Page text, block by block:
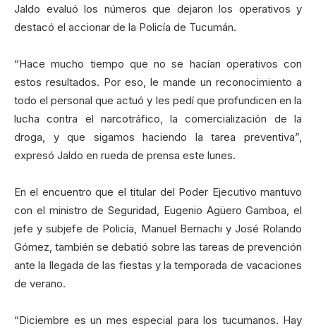
Jaldo evaluó los números que dejaron los operativos y
destacó el accionar de la Policía de Tucumán.
“Hace mucho tiempo que no se hacían operativos con
estos resultados. Por eso, le mande un reconocimiento a
todo el personal que actuó y les pedí que profundicen en la
lucha contra el narcotráfico, la comercialización de la
droga, y que sigamos haciendo la tarea preventiva”,
expresó Jaldo en rueda de prensa este lunes.
En el encuentro que el titular del Poder Ejecutivo mantuvo
con el ministro de Seguridad, Eugenio Agüero Gamboa, el
jefe y subjefe de Policía, Manuel Bernachi y José Rolando
Gómez, también se debatió sobre las tareas de prevención
ante la llegada de las fiestas y la temporada de vacaciones
de verano.
“Diciembre es un mes especial para los tucumanos. Hay